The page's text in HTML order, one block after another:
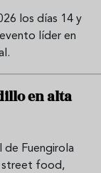
los días 14 y
líder en
en alta
de Fuengirola
street food,